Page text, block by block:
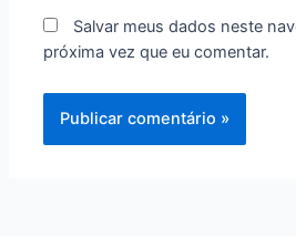
Salvar meus dados neste
próxima vez que eu comentar.